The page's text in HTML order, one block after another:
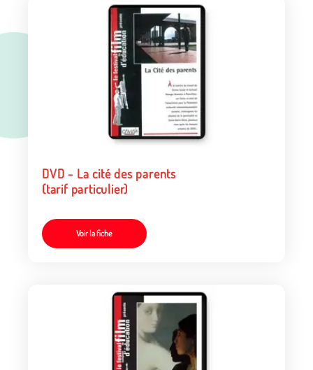
DVD - La cité des parents
(tarif particulier)
Voir la fiche